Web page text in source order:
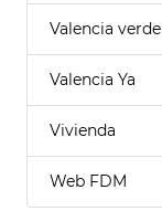
Valencia verde
Valencia Ya
Vivienda
Web FDM